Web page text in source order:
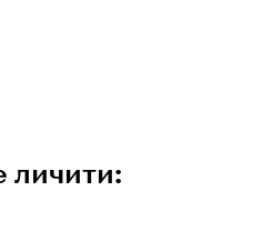
личити: